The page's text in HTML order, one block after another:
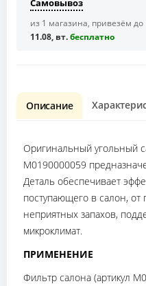
из 1 магазина, привезём до
11.08, вт.бесплaтно
Описание
Оригинальный угольный
M0190000059
Деталь обеспечивает
поступающего в салон,
неприятных запахов,
микроклимат.
ПРИМЕНЕНИЕ
Фильтр салона (артикул